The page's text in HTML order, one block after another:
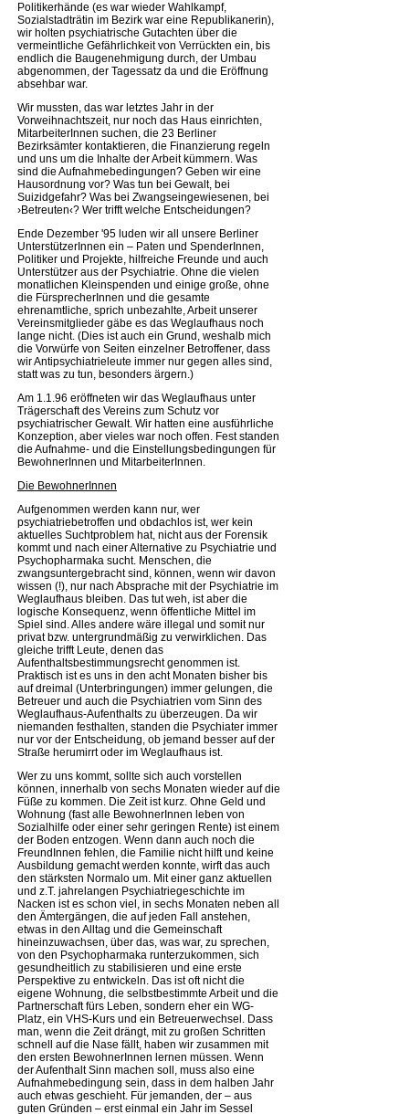
Politikerhände (es war wieder Wahlkampf,
Sozialstadträtin im Bezirk war eine Republikanerin),
wir holten psychiatrische Gutachten über die
vermeintliche Gefährlichkeit von Verrückten ein, bis
endlich die Baugenehmigung durch, der Umbau
abgenommen, der Tagessatz da und die Eröffnung
absehbar war.
Wir mussten, das war letztes Jahr in der
Vorweihnachtszeit, nur noch das Haus einrichten,
MitarbeiterInnen suchen, die 23 Berliner
Bezirksämter kontaktieren, die Finanzierung regeln
und uns um die Inhalte der Arbeit kümmern. Was
sind die Aufnahmebedingungen? Geben wir eine
Hausordnung vor? Was tun bei Gewalt, bei
Suizidgefahr? Was bei Zwangseingewiesenen, bei
›Betreuten‹? Wer trifft welche Entscheidungen?
Ende Dezember '95 luden wir all unsere Berliner
UnterstützerInnen ein – Paten und SpenderInnen,
Politiker und Projekte, hilfreiche Freunde und auch
Unterstützer aus der Psychiatrie. Ohne die vielen
monatlichen Kleinspenden und einige große, ohne
die FürsprecherInnen und die gesamte
ehrenamtliche, sprich unbezahlte, Arbeit unserer
Vereinsmitglieder gäbe es das Weglaufhaus noch
lange nicht. (Dies ist auch ein Grund, weshalb mich
die Vorwürfe von Seiten einzelner Betroffener, dass
wir Antipsychiatrieleute immer nur gegen alles sind,
statt was zu tun, besonders ärgern.)
Am 1.1.96 eröffneten wir das Weglaufhaus unter
Trägerschaft des Vereins zum Schutz vor
psychiatrischer Gewalt. Wir hatten eine ausführliche
Konzeption, aber vieles war noch offen. Fest standen
die Aufnahme- und die Einstellungsbedingungen für
BewohnerInnen und MitarbeiterInnen.
Die BewohnerInnen
Aufgenommen werden kann nur, wer
psychiatriebetroffen und obdachlos ist, wer kein
aktuelles Suchtproblem hat, nicht aus der Forensik
kommt und nach einer Alternative zu Psychiatrie und
Psychopharmaka sucht. Menschen, die
zwangsuntergebracht sind, können, wenn wir davon
wissen (!), nur nach Absprache mit der Psychiatrie im
Weglaufhaus bleiben. Das tut weh, ist aber die
logische Konsequenz, wenn öffentliche Mittel im
Spiel sind. Alles andere wäre illegal und somit nur
privat bzw. untergrundmäßig zu verwirklichen. Das
gleiche trifft Leute, denen das
Aufenthaltsbestimmungsrecht genommen ist.
Praktisch ist es uns in den acht Monaten bisher bis
auf dreimal (Unterbringungen) immer gelungen, die
Betreuer und auch die Psychiatrien vom Sinn des
Weglaufhaus-Aufenthalts zu überzeugen. Da wir
niemanden festhalten, standen die Psychiater immer
nur vor der Entscheidung, ob jemand besser auf der
Straße herumirrt oder im Weglaufhaus ist.
Wer zu uns kommt, sollte sich auch vorstellen
können, innerhalb von sechs Monaten wieder auf die
Füße zu kommen. Die Zeit ist kurz. Ohne Geld und
Wohnung (fast alle BewohnerInnen leben von
Sozialhilfe oder einer sehr geringen Rente) ist einem
der Boden entzogen. Wenn dann auch noch die
FreundInnen fehlen, die Familie nicht hilft und keine
Ausbildung gemacht werden konnte, wirft das auch
den stärksten Normalo um. Mit einer ganz aktuellen
und z.T. jahrelangen Psychiatriegeschichte im
Nacken ist es schon viel, in sechs Monaten neben all
den Ämtergängen, die auf jeden Fall anstehen,
etwas in den Alltag und die Gemeinschaft
hineinzuwachsen, über das, was war, zu sprechen,
von den Psychopharmaka runterzukommen, sich
gesundheitlich zu stabilisieren und eine erste
Perspektive zu entwickeln. Das ist oft nicht die
eigene Wohnung, die selbstbestimmte Arbeit und die
Partnerschaft fürs Leben, sondern eher ein WG-
Platz, ein VHS-Kurs und ein Betreuerwechsel. Dass
man, wenn die Zeit drängt, mit zu großen Schritten
schnell auf die Nase fällt, haben wir zusammen mit
den ersten BewohnerInnen lernen müssen. Wenn
der Aufenthalt Sinn machen soll, muss also eine
Aufnahmebedingung sein, dass in dem halben Jahr
auch etwas geschieht. Für jemanden, der – aus
guten Gründen – erst einmal ein Jahr im Sessel